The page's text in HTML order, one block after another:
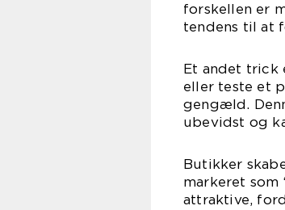
forskellen er
tendens til at
Et andet trick
eller teste et
gengæld.
ubevidst og
Butikker
markeret som
attraktive,